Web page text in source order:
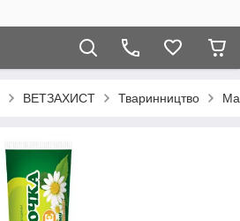
ВЕТЗАХИСТ Тваринництво